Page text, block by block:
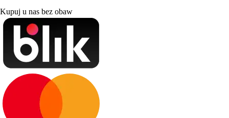
Kupuj u nas bez obaw